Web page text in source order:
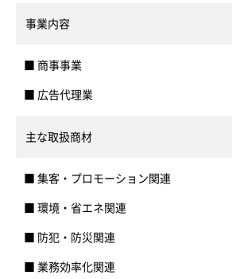
事業内容
■ 商事事業
■ 広告代理業
主な取扱商材
■ 集客・プロモーション関連
■ 環境・省エネ関連
■ 防犯・防災関連
■ 業務効率化関連